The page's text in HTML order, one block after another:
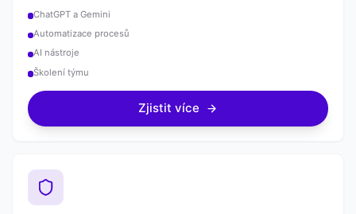
ChatGPT a Gemini
Automatizace procesů
AI nástroje
Školení týmu
Zjistit více